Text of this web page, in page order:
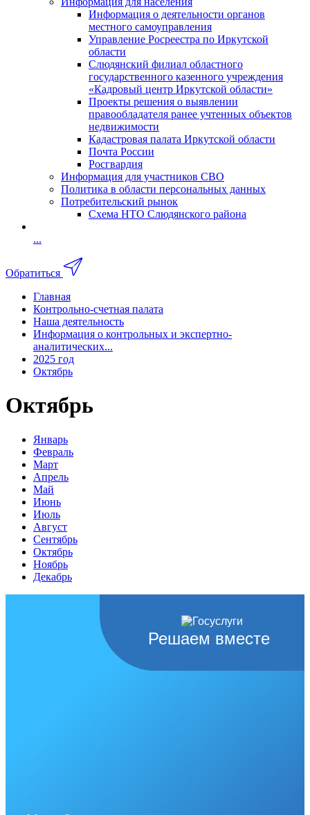
Информация о деятельности органов
местного самоуправления
Управление Росреестра по Иркутской
области
Слюдянский филиал областного
государственного казенного учреждения
«Кадровый центр Иркутской области»
Проекты решения о выявлении
правообладателя ранее учтенных объектов
недвижимости
Кадастровая палата Иркутской области
Почта России
Росгвардия
Информация для участников СВО
Политика в области персональных данных
Потребительский рынок
Схема НТО Слюдянского района
...
Обратиться
Главная
Контрольно-счетная палата
Наша деятельность
Информация о контрольных и экспертно-
аналитических...
2025 год
Октябрь
Октябрь
Январь
Февраль
Март
Апрель
Май
Июнь
Июль
Август
Сентябрь
Октябрь
Ноябрь
Декабрь
Решаем вместе